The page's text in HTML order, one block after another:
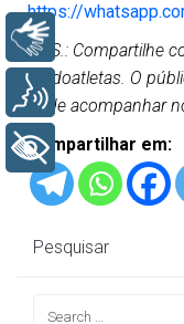
https://
OBS.: Compartilhe
surdoatletas. O
pode acompanhar
Compartilhar em:
Pesquisar
+